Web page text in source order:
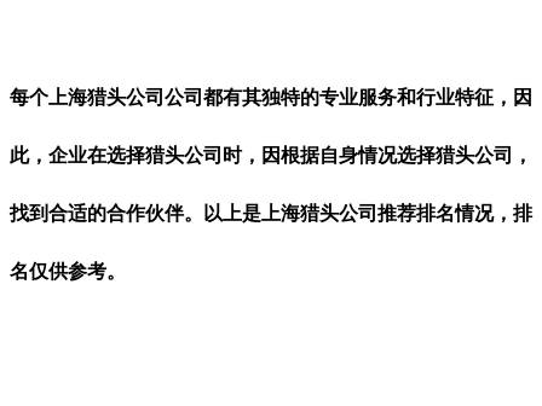
每个上海猎头公司公司都有其独特的专业服务和行业特征，因
此，企业在选择猎头公司时，因根据自身情况选择猎头公司，
找到合适的合作伙伴。以上是上海猎头公司推荐排名情况，排
名仅供参考。